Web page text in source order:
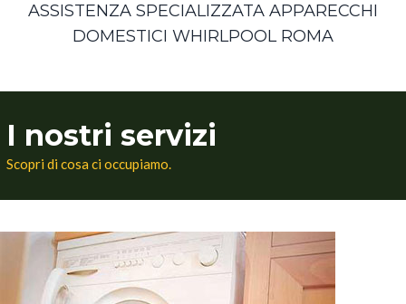
ASSISTENZA SPECIALIZZATA APPARECCHI
DOMESTICI WHIRLPOOL ROMA
I nostri servizi
Scopri di cosa ci occupiamo.